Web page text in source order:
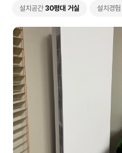
설치공간 30평대 거실 설치경험